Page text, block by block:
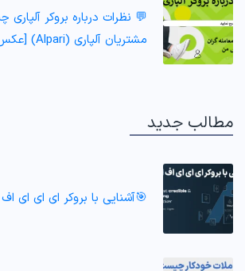
💬 نظرات درباره بروکر
مشتریان آلپاری (Alpari) [عکس گفتگو واقعی] 🔥
مطالب جدید
🎯آشنایی با بروکر ای ای ای